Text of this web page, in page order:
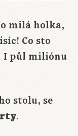
milá holka,
Co sto
I půl miliónu
stolu, se
.